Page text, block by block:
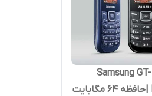
گوشی سامسونگ Samsung GT-
E1207Y Keystone |حافظه ۶۴ مگابایت